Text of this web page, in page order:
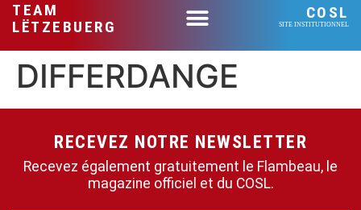
TEAM
LËTZEBUERG
COSL
SITE INSTITUTIONNEL
DIFFERDANGE
RECEVEZ NOTRE NEWSLETTER
Recevez également gratuitement le Flambeau, le
magazine officiel et du COSL.